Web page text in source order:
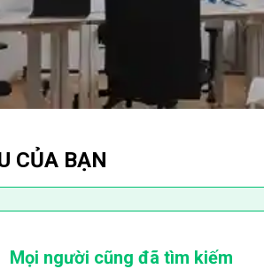
CỦA BẠN
Mọi người cũng đã tìm kiếm